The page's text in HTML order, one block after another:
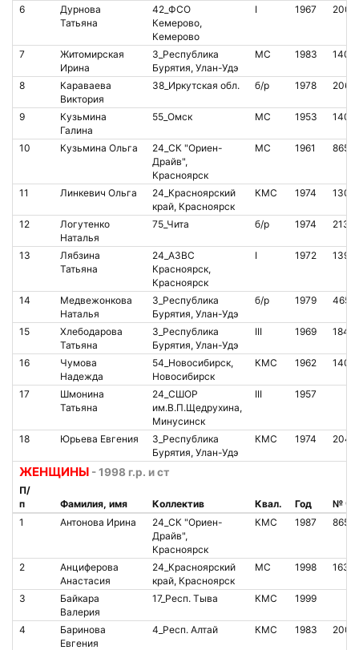
6
Дурнова
Татьяна
42_ФСО
Кемерово,
Кемерово
I 1967
7
Житомирская
Ирина
3_Республика
Бурятия, Улан-Удэ
МС 1983
8
Караваева
Виктория
38_Иркутская обл. б/р 1978
9
Кузьмина
Галина
55_Омск МС 1953
10 Кузьмина Ольга
24_СК "Ориен-
Драйв",
Красноярск
МС 1961
11 Линкевич Ольга
24_Красноярский
край, Красноярск
КМС 1974
12
Логутенко
Наталья
75_Чита б/р 1974
13
Лябзина
Татьяна
24_АЗВС
Красноярск,
Красноярск
I 1972
14
Медвежонкова
Наталья
3_Республика
Бурятия, Улан-Удэ
б/р 1979
15
Хлебодарова
Татьяна
3_Республика
Бурятия, Улан-Удэ
III 1969
16
Чумова
Надежда
54_Новосибирск,
Новосибирск
КМС 1962
17
Шмонина
Татьяна
24_СШОР
им.В.П.Щедрухина,
Минусинск
III 1957
18 Юрьева Евгения
3_Республика
Бурятия, Улан-Удэ
КМС 1974
ЖЕНЩИНЫ - 1998 г.р. и ст
П/
п
Фамилия, имя Коллектив Квал. Год
№
1
Антонова Ирина
24_СК "Ориен-
Драйв",
Красноярск
КМС 1987
2
Анциферова
Анастасия
24_Красноярский
край, Красноярск
МС 1998
3
Байкара
Валерия
17_Респ. Тыва КМС 1999
4
Баринова
Евгения
4_Респ. Алтай КМС 1983